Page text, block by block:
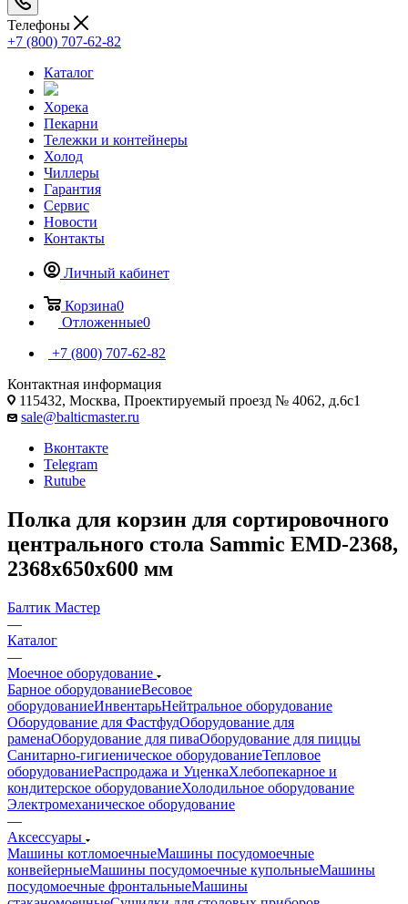
Телефоны
+7 (800) 707-62-82
Каталог
Хорека
Пекарни
Тележки и контейнеры
Холод
Чиллеры
Гарантия
Сервис
Новости
Контакты
Личный кабинет
Корзина0
Отложенные0
+7 (800) 707-62-82
Контактная информация
115432, Москва, Проектируемый проезд № 4062, д.6с1
sale@balticmaster.ru
Вконтакте
Telegram
Rutube
Полка для корзин для сортировочного
центрального стола Sammic EMD-2368,
2368x650x600 мм
Балтик Мастер
—
Каталог
—
Моечное оборудование
Барное оборудованиеВесовое
оборудованиеИнвентарьНейтральное оборудование
Оборудование для ФастфудОборудование для
раменаОборудование для пиваОборудование для пиццы
Санитарно-гигиеническое оборудованиеТепловое
оборудованиеРаспродажа и УценкаХлебопекарное и
кондитерское оборудованиеХолодильное оборудование
Электромеханическое оборудование
—
Аксессуары
Машины котломоечныеМашины посудомоечные
конвейерныеМашины посудомоечные купольныеМашины
посудомоечные фронтальныеМашины